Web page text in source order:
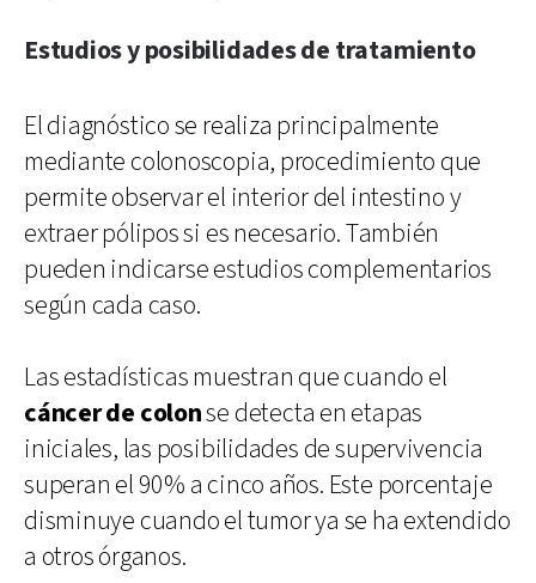
Estudios y posibilidades de tratamiento
El diagnóstico se realiza principalmente
mediante colonoscopia, procedimiento que
permite observar el interior del intestino y
extraer pólipos si es necesario. También
pueden indicarse estudios complementarios
según cada caso.
Las estadísticas muestran que cuando el
cáncer de colonse detecta en etapas
iniciales, las posibilidades de supervivencia
superan el 90% a cinco años. Este porcentaje
disminuye cuando el tumor ya se ha extendido
a otros órganos.